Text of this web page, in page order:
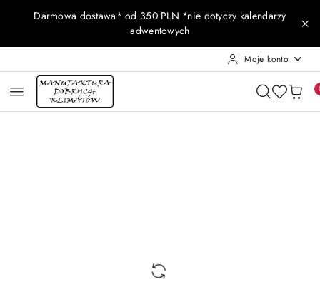
Przejdź do treści głównej
Przejdź do wyszukiwarki
Przejdź do moje konto
Przejdź do menu głównego
Przejdź do opisu produktu
Przejdź do stopki
Darmowa dostawa* od 350 PLN *nie dotyczy kalendarzy
adwentowych
Moje konto